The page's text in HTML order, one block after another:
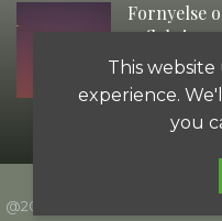
Fornyelse
refleksjon:
energien
snømånen
@2025 – Naturmamma –
This
experience.
you